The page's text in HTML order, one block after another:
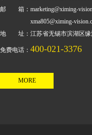
邮 箱：marketing@ximing-
xma805@ximing-
地 址：江苏省无锡市滨湖区缘
免费电话： 400-021-3376
MORE